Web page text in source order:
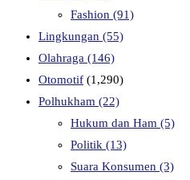
Fashion (91)
Lingkungan (55)
Olahraga (146)
Otomotif (1,290)
Polhukham (22)
Hukum dan Ham (5)
Politik (13)
Suara Konsumen (3)